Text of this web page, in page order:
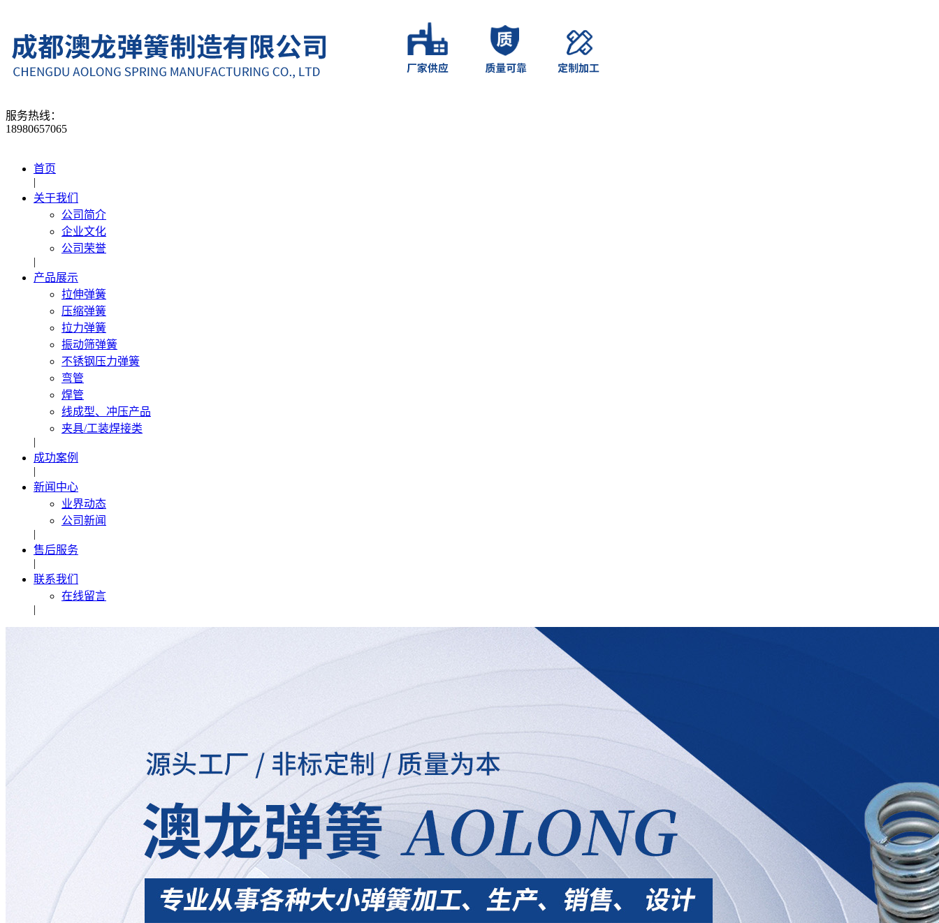
服务热线：
18980657065
首页
|
关于我们
公司简介
企业文化
公司荣誉
|
产品展示
拉伸弹簧
压缩弹簧
拉力弹簧
振动筛弹簧
不锈钢压力弹簧
弯管
焊管
线成型、冲压产品
夹具/工装焊接类
|
成功案例
|
新闻中心
业界动态
公司新闻
|
售后服务
|
联系我们
在线留言
|